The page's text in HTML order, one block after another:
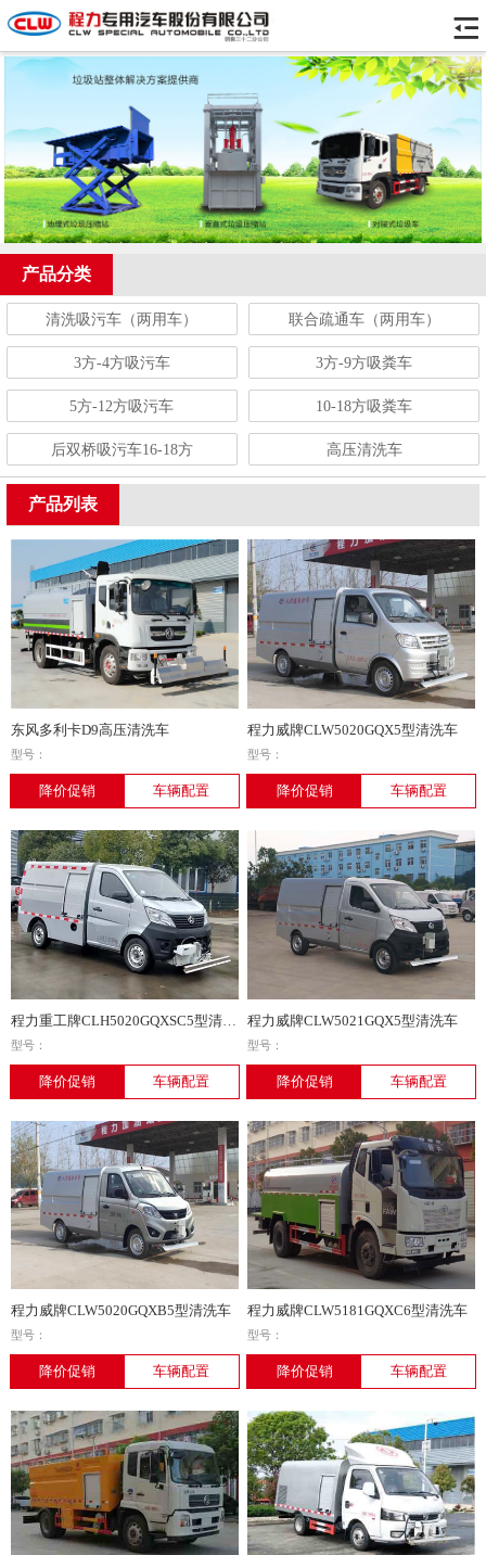
产品分类
清洗吸污车（两用车） 联合疏通车（两用车）
3方-4方吸污车 3方-9方吸粪车
5方-12方吸污车 10-18方吸粪车
后双桥吸污车16-18方 高压清洗车
产品列表
东风多利卡D9高压清洗车
型号：
降价促销 车辆配置
程力威牌CLW5020GQX5型清洗车
型号：
降价促销 车辆配置
程力重工牌CLH5020GQXSC5型清洗车
型号：
降价促销 车辆配置
程力威牌CLW5021GQX5型清洗车
型号：
降价促销 车辆配置
程力威牌CLW5020GQXB5型清洗车
型号：
降价促销 车辆配置
程力威牌CLW5181GQXC6型清洗车
型号：
降价促销 车辆配置